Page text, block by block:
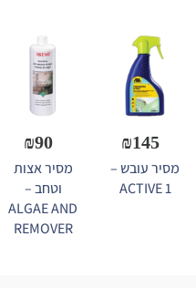
₪145
מסיר עובש –
ACTIVE 1
₪90
מסיר אצות
וטחב –
ALGAE AND
REMOVER